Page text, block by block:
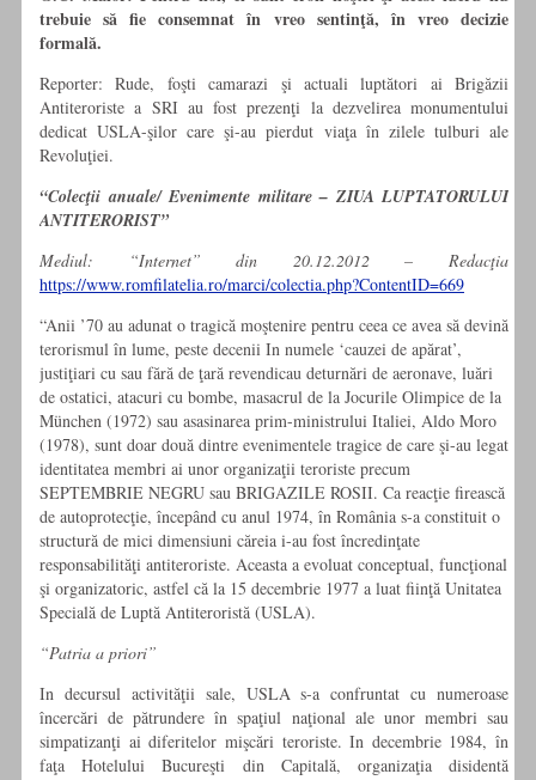
trebuie să fie consemnat în vreo sentinţă, în vreo decizie
formală.
Reporter: Rude, foşti camarazi şi actuali luptători ai Brigăzii
Antiteroriste a SRI au fost prezenţi la dezvelirea monumentului
dedicat USLA-şilor care şi-au pierdut viaţa în zilele tulburi ale
Revoluţiei.
“Colecţii anuale/ Evenimente militare – ZIUA LUPTATORULUI
ANTITERORIST”
Mediul: “Internet” din 20.12.2012 – Redacţia
https://www.romfilatelia.ro/marci/colectia.php?ContentID=669
“Anii ’70 au adunat o tragică moştenire pentru ceea ce avea să devină
terorismul în lume, peste decenii In numele ‘cauzei de apărat’,
justiţiari cu sau fără de ţară revendicau deturnări de aeronave, luări
de ostatici, atacuri cu bombe, masacrul de la Jocurile Olimpice de la
München (1972) sau asasinarea prim-ministrului Italiei, Aldo Moro
(1978), sunt doar două dintre evenimentele tragice de care şi-au legat
identitatea membri ai unor organizaţii teroriste precum
SEPTEMBRIE NEGRU sau BRIGAZILE ROSII. Ca reacţie firească
de autoprotecţie, începând cu anul 1974, în România s-a constituit o
structură de mici dimensiuni căreia i-au fost încredinţate
responsabilităţi antiteroriste. Aceasta a evoluat conceptual, funcţional
şi organizatoric, astfel că la 15 decembrie 1977 a luat fiinţă Unitatea
Specială de Luptă Antiteroristă (USLA).
“Patria a priori”
In decursul activităţii sale, USLA s-a confruntat cu numeroase
încercări de pătrundere în spaţiul naţional ale unor membri sau
simpatizanţi ai diferitelor mişcări teroriste. In decembrie 1984, în
faţa Hotelului Bucureşti din Capitală, organizaţia disidentă